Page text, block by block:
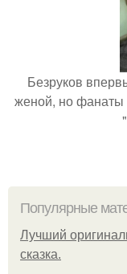
Безруков
женой, но фанаты
Популярные
Лучший
сказка.